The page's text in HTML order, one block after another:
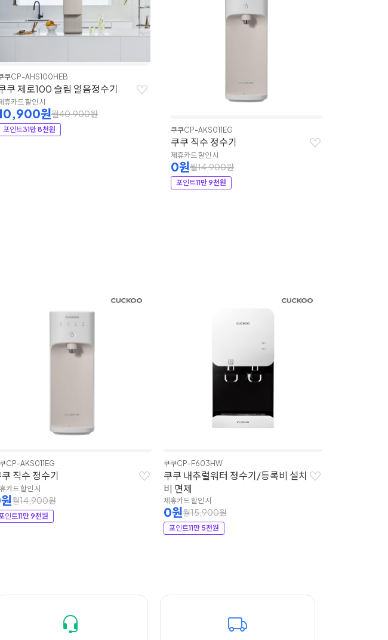
쿠CP-AHS100HEB
쿠 제로100 슬림 얼음정수기
휴카드 할인 시
원월40,900원
포인트31만 8천원 쿠쿠CP-AKS011EG
쿠쿠 직수 정수기
제휴카드 할인 시
0원월14,900원
포인트11만 9천원
CP-AKS011EG
직수 정수기
카드 할인 시
월14,900원
인트11만 9천원
쿠쿠CP-F603HW
쿠쿠 내추럴워터 정수기/등록비 설치
비 면제
제휴카드 할인 시
0원월15,900원
포인트11만 5천원